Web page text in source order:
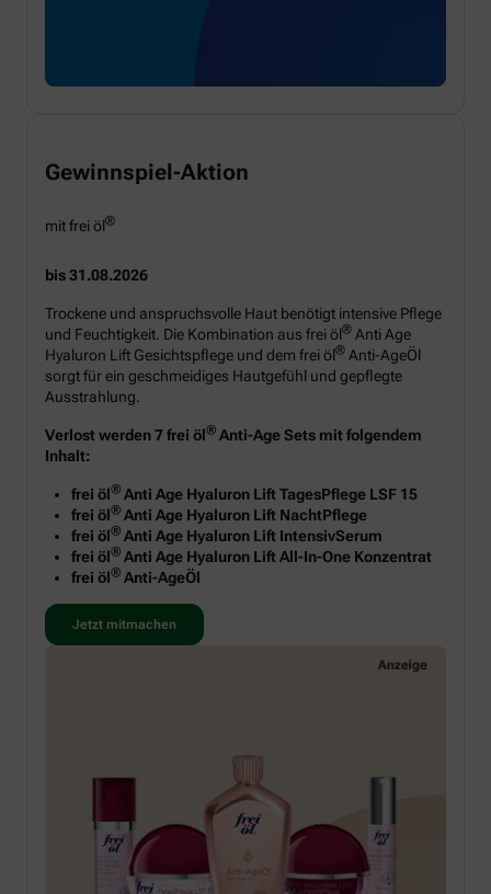
Gewinnspiel-Aktion
mit frei öl®
bis 31.08.2026
Trockene und anspruchsvolle Haut benötigt intensive Pflege
und Feuchtigkeit. Die Kombination aus frei öl® Anti Age
Hyaluron Lift Gesichtspflege und dem frei öl® Anti-AgeÖl
sorgt für ein geschmeidiges Hautgefühl und gepflegte
Ausstrahlung.
Verlost werden 7 frei öl® Anti-Age Sets mit folgendem
Inhalt:
frei öl® Anti Age Hyaluron Lift TagesPflege LSF 15
frei öl® Anti Age Hyaluron Lift NachtPflege
frei öl® Anti Age Hyaluron Lift IntensivSerum
frei öl® Anti Age Hyaluron Lift All-In-One Konzentrat
frei öl® Anti-AgeÖl
Jetzt mitmachen